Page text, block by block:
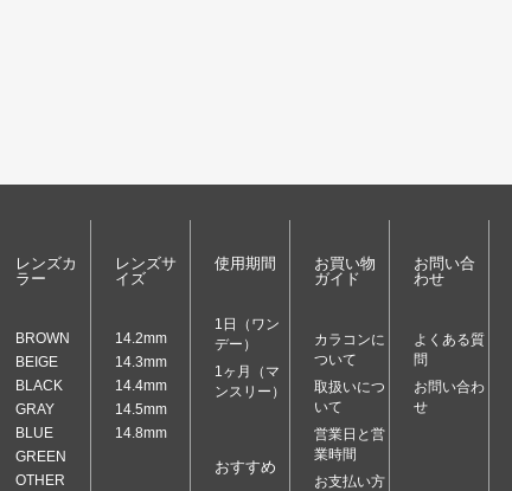
レンズカ
ラー
BROWN
BEIGE
BLACK
GRAY
BLUE
GREEN
OTHER
レンズサ
イズ
14.2mm
14.3mm
14.4mm
14.5mm
14.8mm
使用期間
1日（ワン
デー）
1ヶ月（マ
ンスリー）
おすすめ
お買い物
ガイド
カラコンに
ついて
取扱いにつ
いて
営業日と営
業時間
お支払い方
お問い合
わせ
よくある質
問
お問い合わ
せ